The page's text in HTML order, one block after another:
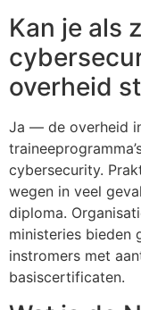
Kan je als
overheid
Ja — de overheid
cybersecurity.
wegen in veel
diploma.
ministeries bieden
instromers met
basiscertificaten.